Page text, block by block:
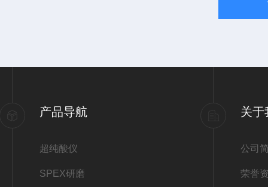
产品导航
超纯酸仪
SPEX研磨
关于
公司
荣誉